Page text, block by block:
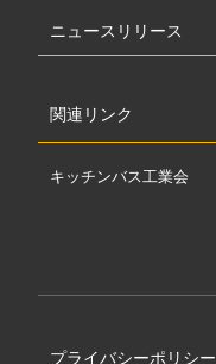
ニュースリリース
関連リンク
キッチンバス工業会
プライバシーポリシー